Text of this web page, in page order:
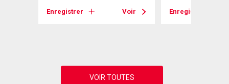
Enregistrer Voir Enregistrer